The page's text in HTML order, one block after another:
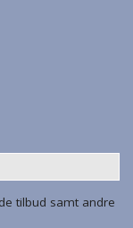
tilbud samt andre